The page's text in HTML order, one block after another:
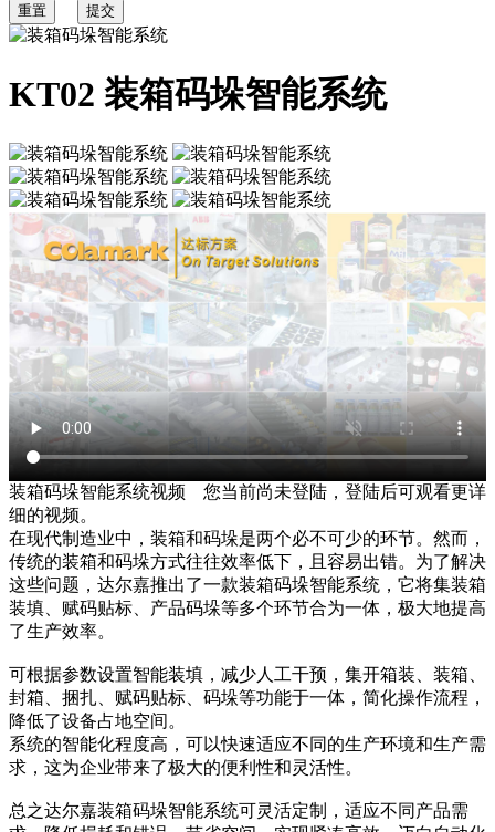
重置 提交
KT02 装箱码垛智能系统
装箱码垛智能系统视频 您当前尚未登陆，登陆后可观看更详
细的视频。
在现代制造业中，装箱和码垛是两个必不可少的环节。然而，
传统的装箱和码垛方式往往效率低下，且容易出错。为了解决
这些问题，达尔嘉推出了一款装箱码垛智能系统，它将集装箱
装填、赋码贴标、产品码垛等多个环节合为一体，极大地提高
了生产效率。
可根据参数设置智能装填，减少人工干预，集开箱装、装箱、
封箱、捆扎、赋码贴标、码垛等功能于一体，简化操作流程，
降低了设备占地空间。
系统的智能化程度高，可以快速适应不同的生产环境和生产需
求，这为企业带来了极大的便利性和灵活性。
总之达尔嘉装箱码垛智能系统可灵活定制，适应不同产品需